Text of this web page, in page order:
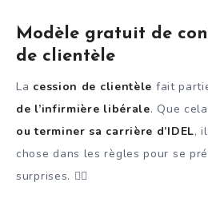
Modèle gratuit de
de clientèle
La cession de clientèle fait
de l’infirmière libérale. Que
ou terminer sa carrière d’IDEL,
chose dans les règles pour se
surprises. 👨‍⚕️